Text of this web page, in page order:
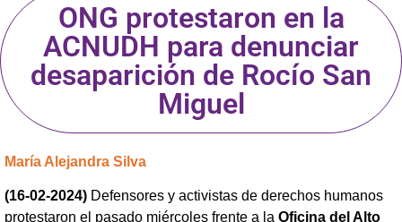
ONG protestaron en la
ACNUDH para denunciar
desaparición de Rocío San
Miguel
María Alejandra Silva
(16-02-2024) Defensores y activistas de derechos humanos
protestaron el pasado miércoles frente a la Oficina del Alto